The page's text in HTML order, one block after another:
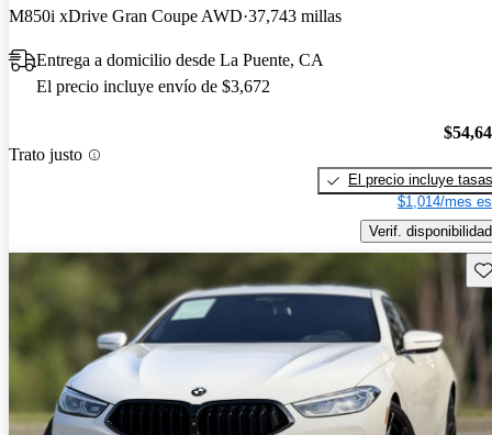
M850i xDrive Gran Coupe AWD 37,743 millas
Entrega a domicilio desde La Puente, CA
El precio incluye envío de $3,672
Trato justo
El precio incluye tasas
$1,014/mes
Verif. disponibilidad